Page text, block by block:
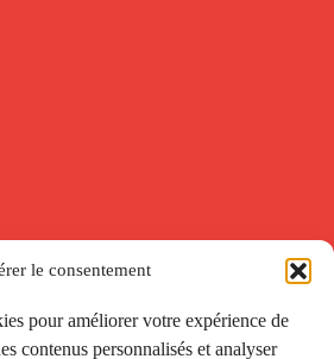
le consentement
pour améliorer votre expérience de
contenus personnalisés et analyser
Courrier